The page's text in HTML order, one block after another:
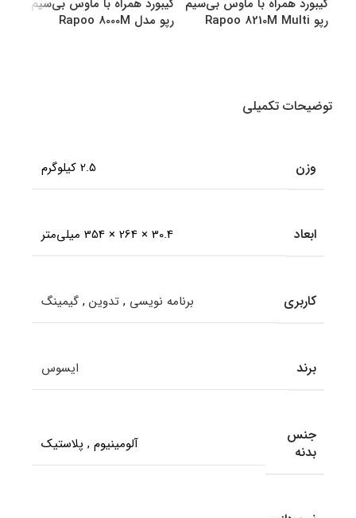
رپو Rapoo 8210M Multi
رپو مدل Rapoo 8000M
توضیحات تکمیلی
وزن 2.5 کیلوگرم
ابعاد 30.4 × 264 × 354 میلی‌متر
کاربری برنامه نویسی , تدوین , گیمینگ
برند ایسوس
جنس
بدنه
آلومینیوم , پلاستیک